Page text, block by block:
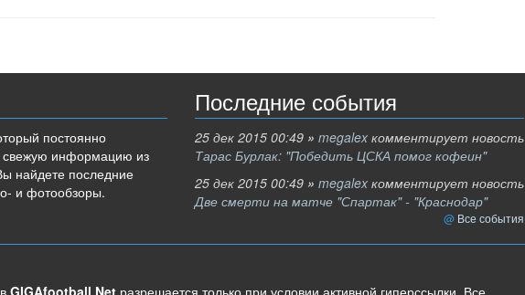
постоянно
свежую информацию из
найдете последние
и фотообзоры.
Последние события
25 дек 2015 00:49 » megalex комментирует новость
Тарас Бурлак: "Победить ЦСКА помог кофеин"
25 дек 2015 00:49 » megalex комментирует новость
Две смерти на матче "Спартак" - "Краснодар"
Все события
GIGAfootball.Net разрешается только при условии активной гиперссылки. Все